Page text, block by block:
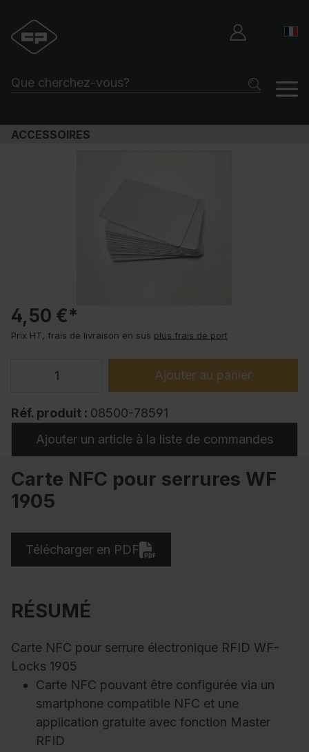
ACCESSOIRES
4,50 €*
Prix HT, frais de livraison en sus plus frais de port
Ajouter au panier
Réf. produit : 08500-78591
Ajouter un article à la liste de commandes
Carte NFC pour serrures WF
1905
Télécharger en PDF
RÉSUMÉ
Carte NFC pour serrure électronique RFID WF-
Locks 1905
Carte NFC pouvant être configurée via un
smartphone compatible NFC et une
application gratuite avec fonction Master
RFID